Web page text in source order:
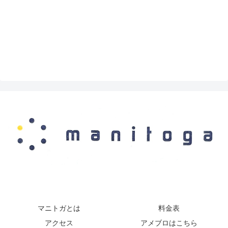
マニトガとは
料金表
アクセス
アメブロはこちら